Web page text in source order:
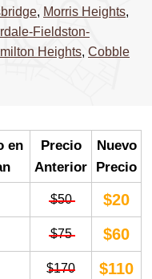
, Morris Heights,
Fieldston-
Heights, Cobble
en
Precio
Anterior
Nuevo
Precio
$50 $20
$75 $60
$170 $110